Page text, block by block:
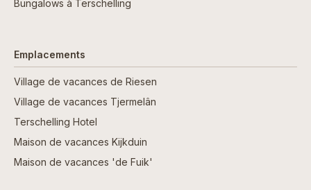
Bungalows à Terschelling
Emplacements
Village de vacances de Riesen
Village de vacances Tjermelân
Terschelling Hotel
Maison de vacances Kijkduin
Maison de vacances 'de Fuik'